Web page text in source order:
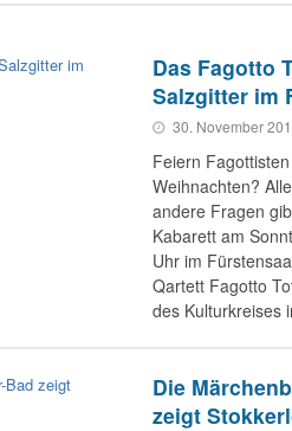
Das Fagotto
Salzgitter im
30. November
Feiern
Weihnachten?
andere Fragen
Kabarett am
Uhr im
Qartett Fagotto
des Kulturkreises
Die
zeigt